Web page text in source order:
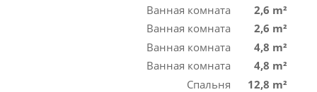
Ванная комната
2,6 m²
Ванная комната
2,6 m²
Ванная комната
4,8 m²
Ванная комната
4,8 m²
Спальня
12,8 m²